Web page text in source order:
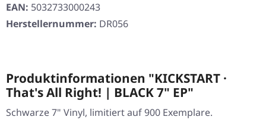
EAN: 5032733000243
Herstellernummer: DR056
Produktinformationen "KICKSTART ·
That's All Right! | BLACK 7" EP"
Schwarze 7" Vinyl, limitiert auf 900 Exemplare.